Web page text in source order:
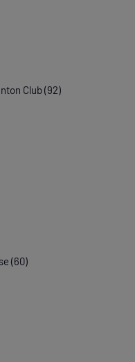
Club (92)
(60)